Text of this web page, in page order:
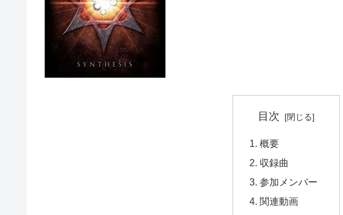
目次
概要
収録曲
参加メンバー
関連動画